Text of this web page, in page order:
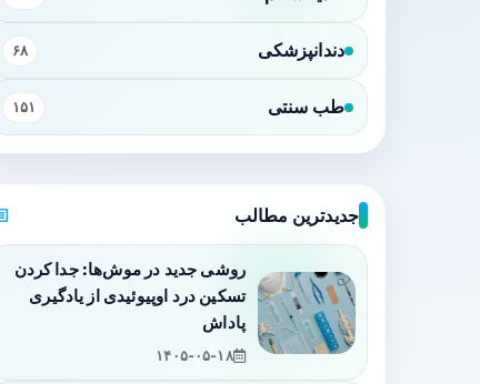
دندانپزشکی ۶۸
طب سنتی ۱۵۱
جدیدترین مطالب
روشی جدید در موش‌ها: جدا کردن
تسکین درد اوپیوئیدی از یادگیری
پاداش
۱۴۰۵-۰۵-۱۸